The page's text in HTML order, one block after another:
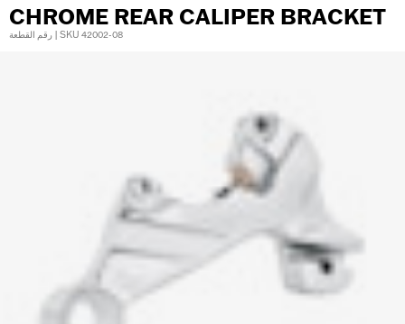
CHROME REAR CALIPER BRACKET
رقم القطعة | SKU 42002-08